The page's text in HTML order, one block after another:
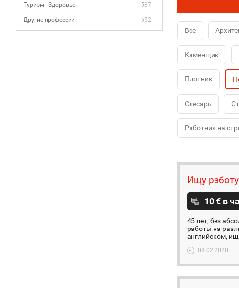
Туризм - Здоровье 587
Другие профессии 652
Все
Каменщик
Плотник
Слесарь
Работник на
Ищу
10 € в
45 лет, без
работы на
английском,
08.02.2020